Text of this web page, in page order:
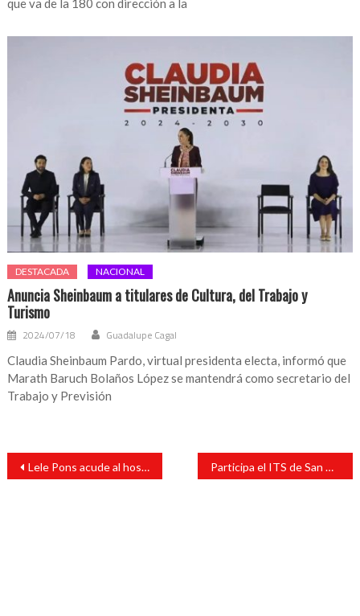
que va de la 180 con dirección a la
DESTACADA NACIONAL
Anuncia Sheinbaum a titulares de Cultura, del Trabajo y
Turismo
2024/07/18 Guadalupe Cagal
Claudia Sheinbaum Pardo, virtual presidenta electa, informó que
Marath Baruch Bolaños López se mantendrá como secretario del
Trabajo y Previsión
Navegación
entradas
Lele Pons acude al hospital tras caída durante revelación de género Participa el ITS de San Andrés Tuxtla en el “Primer Simulacro Nacional 2025”